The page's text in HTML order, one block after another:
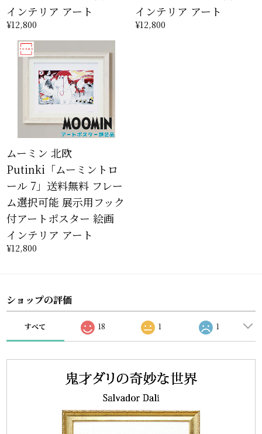
インテリア アート
¥12,800
インテリア アート
¥12,800
ムーミン 北欧
Putinki「ムーミントロ
ール 7」送料無料 フレー
ム選択可能 展示用フック
付アートポスター 絵画
インテリア アート
¥12,800
ショップの評価
すべて 18 1 1